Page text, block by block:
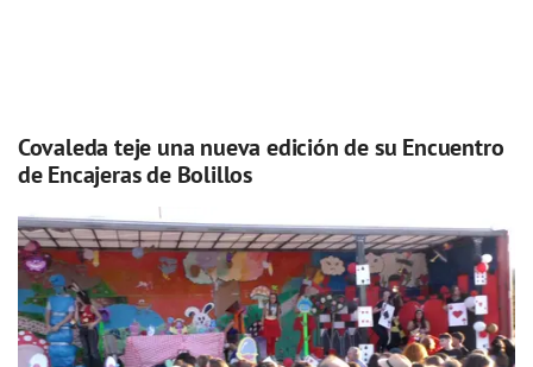
Covaleda teje una nueva edición de su Encuentro
de Encajeras de Bolillos